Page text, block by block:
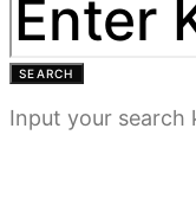
SEARCH
Input your search